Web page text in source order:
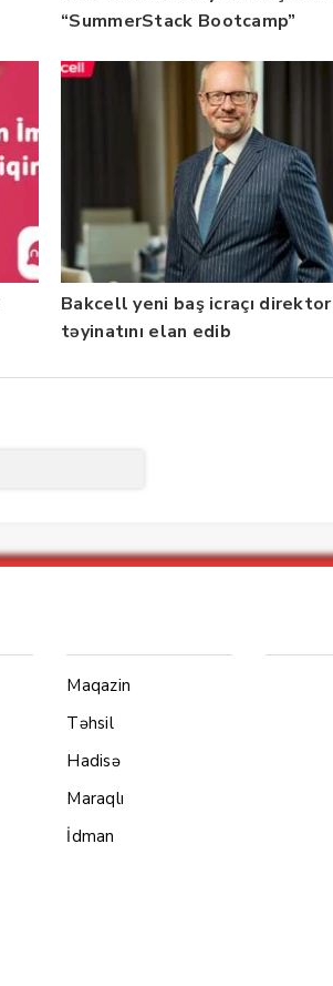
“SummerStack Bootcamp”
Bakcell yeni baş icraçı direktor
təyinatını elan edib
Maqazin
Təhsil
Hadisə
Maraqlı
İdman